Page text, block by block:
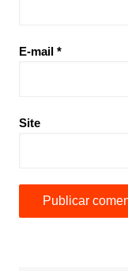
E-mail *
Site